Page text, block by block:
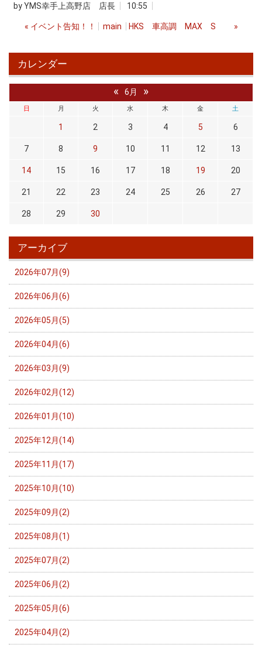
byYMS幸手上高野店 店長 10:55
« イベント告知！！ main HKS 車高調 MAX S »
カレンダー
« 6月 »
日 月 火 水 木 金 土
1 2 3 4 5 6
7 8 9 10 11 12 13
14 15 16 17 18 19 20
21 22 23 24 25 26 27
28 29 30
アーカイブ
2026年07月(9)
2026年06月(6)
2026年05月(5)
2026年04月(6)
2026年03月(9)
2026年02月(12)
2026年01月(10)
2025年12月(14)
2025年11月(17)
2025年10月(10)
2025年09月(2)
2025年08月(1)
2025年07月(2)
2025年06月(2)
2025年05月(6)
2025年04月(2)